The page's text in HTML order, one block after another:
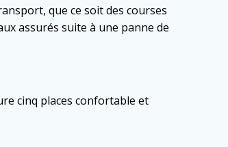
que ce soit des courses
assurés suite à une panne de
cinq places confortable et